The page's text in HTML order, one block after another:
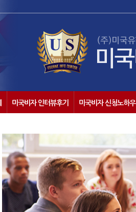
미국비자 인터뷰후기 미국비자 신청노하우